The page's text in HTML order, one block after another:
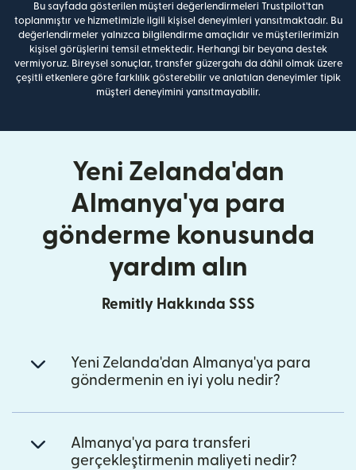
Bu sayfada gösterilen müşteri değerlendirmeleri Trustpilot'tan
toplanmıştır ve hizmetimizle ilgili kişisel deneyimleri yansıtmaktadır. Bu
değerlendirmeler yalnızca bilgilendirme amaçlıdır ve müşterilerimizin
kişisel görüşlerini temsil etmektedir. Herhangi bir beyana destek
vermiyoruz. Bireysel sonuçlar, transfer güzergahı da dâhil olmak üzere
çeşitli etkenlere göre farklılık gösterebilir ve anlatılan deneyimler tipik
müşteri deneyimini yansıtmayabilir.
Yeni Zelanda'dan
Almanya'ya para
gönderme konusunda
yardım alın
Remitly Hakkında SSS
Yeni Zelanda'dan Almanya'ya para
göndermenin en iyi yolu nedir?
Almanya'ya para transferi
gerçekleştirmenin maliyeti nedir?